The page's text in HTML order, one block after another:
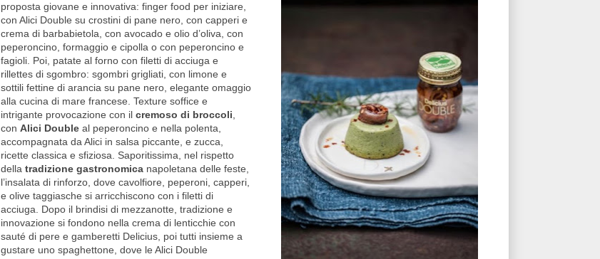
proposta giovane e innovativa: finger food per iniziare,
con Alici Double su crostini di pane nero, con capperi e
crema di barbabietola, con avocado e olio d’oliva, con
peperoncino, formaggio e cipolla o con peperoncino e
fagioli. Poi, patate al forno con filetti di acciuga e
rillettes di sgombro: sgombri grigliati, con limone e
sottili fettine di arancia su pane nero, elegante omaggio
alla cucina di mare francese. Texture soffice e
intrigante provocazione con il cremoso di broccoli,
con Alici Double al peperoncino e nella polenta,
accompagnata da Alici in salsa piccante, e zucca,
ricette classica e sfiziosa. Saporitissima, nel rispetto
della tradizione gastronomica napoletana delle feste,
l’insalata di rinforzo, dove cavolfiore, peperoni, capperi,
e olive taggiasche si arricchiscono con i filetti di
acciuga. Dopo il brindisi di mezzanotte, tradizione e
innovazione si fondono nella crema di lenticchie con
sauté di pere e gamberetti Delicius, poi tutti insieme a
gustare uno spaghettone, dove le Alici Double